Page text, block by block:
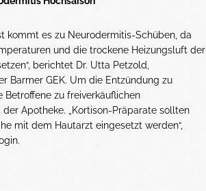
kommt es zu Neurodermitis-Schüben, da
und die trockene Heizungsluft der
berichtet Dr. Utta Petzold,
Barmer GEK. Um die Entzündung zu
Betroffene zu freiverkäuflichen
der Apotheke. „Kortison-Präparate sollten
mit dem Hautarzt eingesetzt werden“,